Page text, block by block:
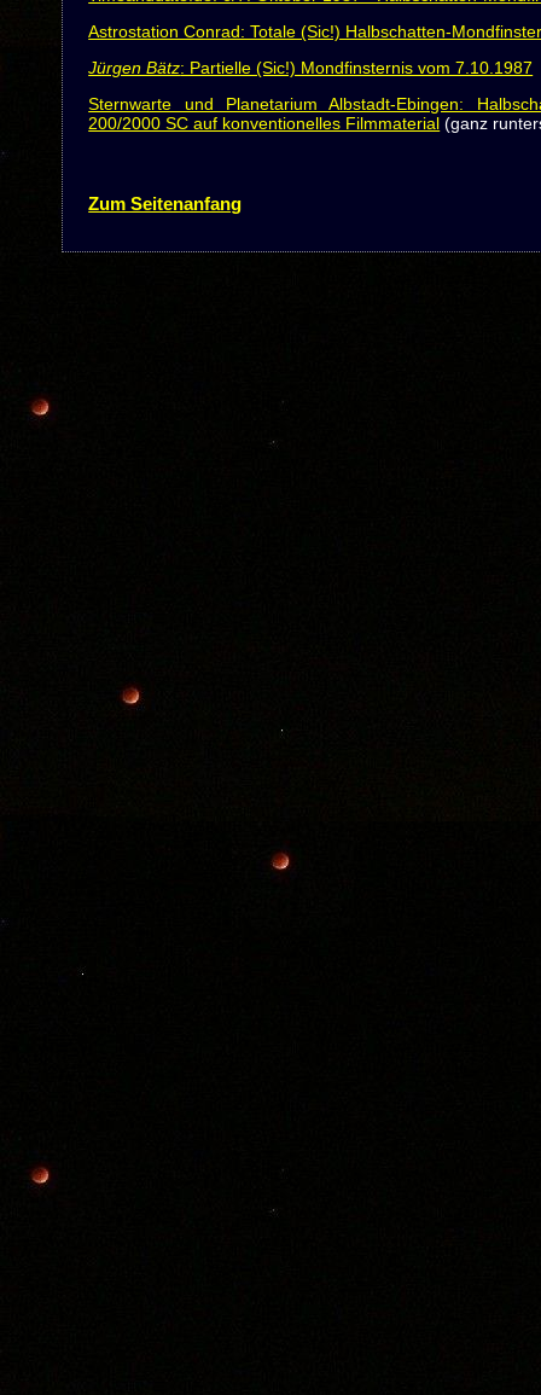
Astrostation Conrad: Totale (Sic!) Halbschatten-
Jürgen Bätz: Partielle (Sic!) Mondfinsternis vom 7.10.1987
Sternwarte und Planetarium Albstadt-Ebingen:
200/2000 SC auf konventionelles Filmmaterial (ganz
Zum Seitenanfang